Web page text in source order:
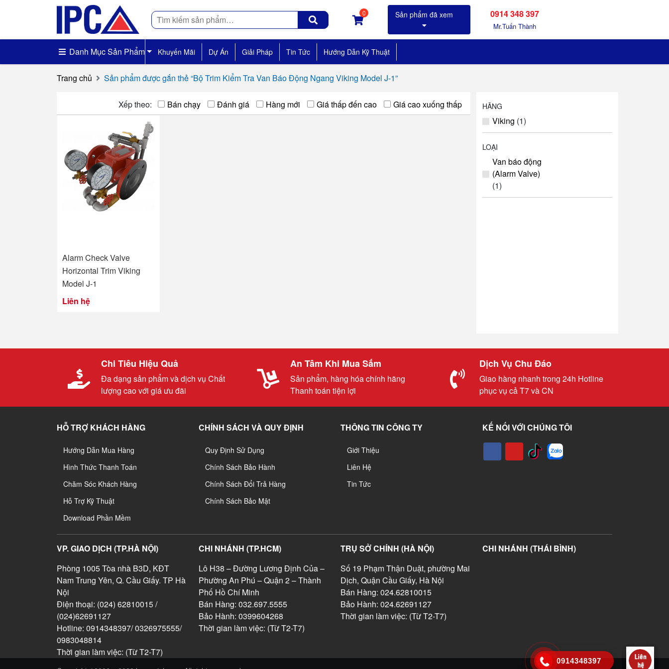
Tìm
kiếm
0 0914 348 397
Mr.Tuấn Thành
Danh Mục Sản Phẩm Khuyến Mãi Dự Án Giải Pháp Tin Tức Hướng Dẫn Kỹ Thuật
Trang chủ Sản phẩm được gắn thẻ “Bộ Trim Kiểm Tra Van Báo Động Ngang Viking Model J-1”
Xếp theo: Bán chạy Đánh giá Hàng mới Giá thấp đến cao Giá cao xuống thấp
Alarm Check Valve
Horizontal Trim Viking
Model J-1
Liên hệ
HÃNG
Viking (1)
LOẠI
Van báo động
(Alarm Valve)
(1)
Chi Tiêu Hiệu Quả
Đa dạng sản phẩm và dịch vụ Chất
lượng cao với giá ưu đãi
An Tâm Khi Mua Sắm
Sản phẩm, hàng hóa chính hãng
Thanh toán tiện lợi
Dịch Vụ Chu Đáo
Giao hàng nhanh trong 24h Hotline
phục vụ cả T7 và CN
HỖ TRỢ KHÁCH HÀNG
Hướng Dẫn Mua Hàng
Hình Thức Thanh Toán
Chăm Sóc Khách Hàng
Hỗ Trợ Kỹ Thuật
Download Phần Mềm
CHÍNH SÁCH VÀ QUY ĐỊNH
Quy Định Sử Dụng
Chính Sách Bảo Hành
Chính Sách Đổi Trả Hàng
Chính Sách Bảo Mật
THÔNG TIN CÔNG TY
Giới Thiệu
Liên Hệ
Tin Tức
KẾ NỐI VỚI CHÚNG TÔI
VP. GIAO DỊCH (TP.HÀ NỘI)
Phòng 1005 Tòa nhà B3D, KĐT
Nam Trung Yên, Q. Cầu Giấy. TP Hà
Nội
Điện thoại: (024) 62810015 /
(024)62691127
Hotline: 0914348397/ 0326975555/
0983048814
Thời gian làm việc: (Từ T2-T7)
CHI NHÁNH (TP.HCM)
Lô H38 – Đường Lương Định Của –
Phường An Phú – Quận 2 – Thành
Phố Hồ Chí Minh
Bán Hàng: 032.697.5555
Bảo Hành: 0399604268
Thời gian làm việc: (Từ T2-T7)
TRỤ SỞ CHÍNH (HÀ NỘI)
Số 19 Phạm Thận Duật, phường Mai
Dịch, Quận Cầu Giấy, Hà Nội
Bán Hàng: 024.62810015
Bảo Hành: 024.62691127
Thời gian làm việc: (Từ T2-T7)
CHI NHÁNH (THÁI BÌNH)
0914348397